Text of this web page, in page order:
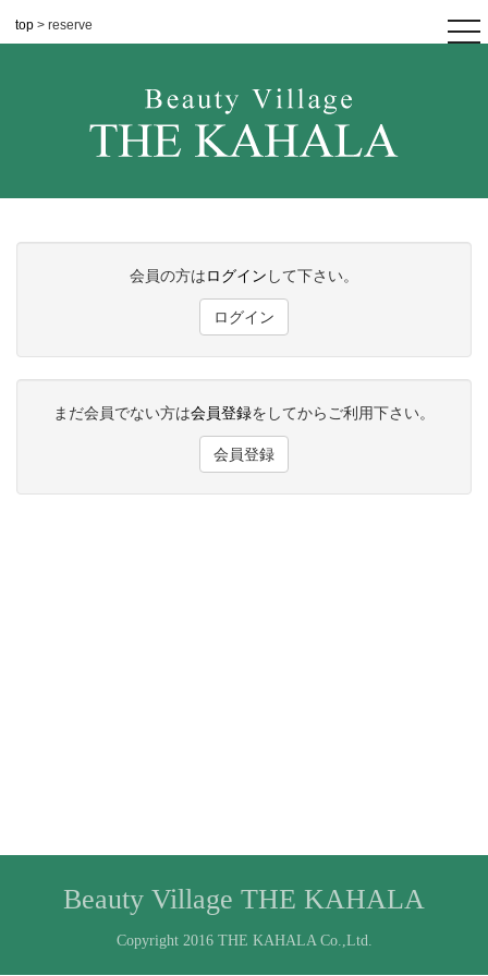
top > reserve
会員の方はログイン して下さい。
ログイン
まだ会員でない方は会員登録をしてからご利用下さい。
会員登録
Beauty Village THE KAHALA
Copyright 2016 THE KAHALA Co.,Ltd.